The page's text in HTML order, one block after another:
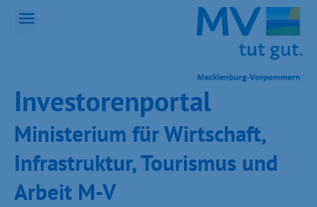
Inves­toren­por­tal
Ministeri­um für Wirt­schaft,
Infra­struk­tur, Tou­ris­mus und
Ar­beit M-V